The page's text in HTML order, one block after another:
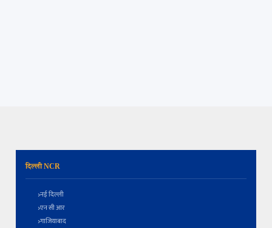
दिल्ली NCR
नई दिल्ली
एन सी आर
गाजियाबाद